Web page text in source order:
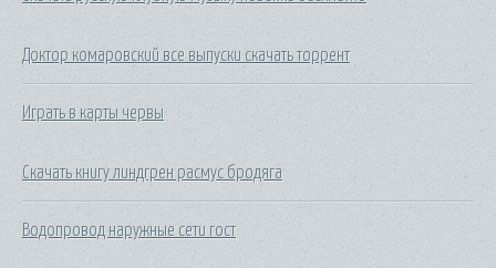
Доктор комаровский все выпуски скачать торрент
Играть в карты червы
Скачать книгу линдгрен расмус бродяга
Водопровод наружные сети гост